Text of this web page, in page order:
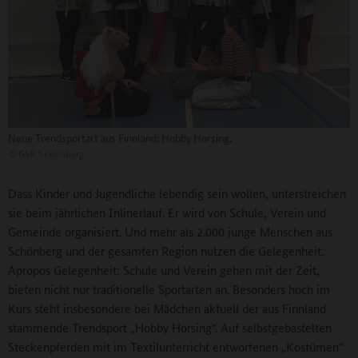
Dass Kinder und Jugendliche lebendig sein wollen, unterstreichen
sie beim jährlichen Inlinerlauf. Er wird von Schule, Verein und
Gemeinde organisiert. Und mehr als 2.000 junge Menschen aus
Schönberg und der gesamten Region nutzen die Gelegenheit.
Apropos Gelegenheit: Schule und Verein gehen mit der Zeit,
bieten nicht nur traditionelle Sportarten an. Besonders hoch im
Kurs steht insbesondere bei Mädchen aktuell der aus Finnland
stammende Trendsport „Hobby Horsing“. Auf selbstgebastelten
Steckenpferden mit im Textilunterricht entworfenen „Kostümen“